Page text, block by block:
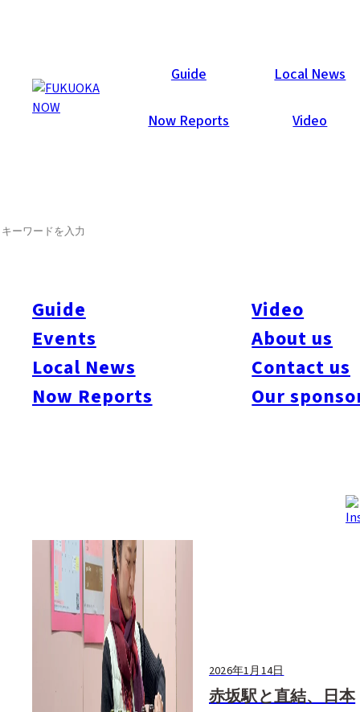
Guide Local News
Now Reports Video
Guide
Events
Local News
Now Reports
Video
About us
Contact us
Our
Now Reports
#Itoshima Now
#Art & Culture#Beauty & Health #Food & Drink#Places
#People#Shopping#Things To Do
2026年1月14日
赤坂駅と直結、日本